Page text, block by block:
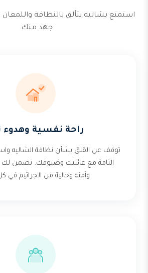
استمتع بشاليه يتألق بالنظافة
جهد منك.
راحة نفسية وهدوء
توقف عن القلق بشأن نظافة الشاليه
التامة مع عائلتك وضيوفك. نضمن
وآمنة وخالية من الجراثيم في